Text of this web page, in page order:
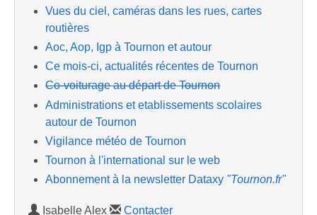
Vues du ciel, caméras dans les rues, cartes
routières
Aoc, Aop, Igp à Tournon et autour
Ce mois-ci, actualités récentes de Tournon
Co-voiturage au départ de Tournon
Administrations et etablissements scolaires
autour de Tournon
Vigilance météo de Tournon
Tournon à l'international sur le web
Abonnement à la newsletter Dataxy "Tournon.fr"
Isabelle Alex
Contacter